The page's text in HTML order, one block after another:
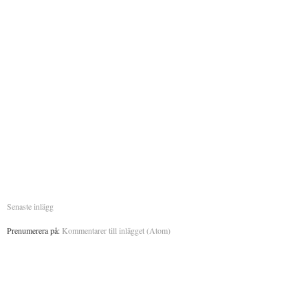
Senaste inlägg
Prenumerera på: Kommentarer till inlägget (Atom)